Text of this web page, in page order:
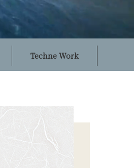
Techne Work